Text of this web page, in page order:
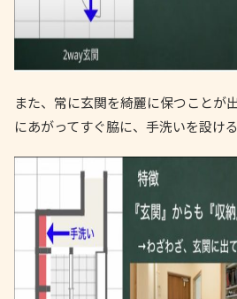
また、常に玄関を綺麗に保つことが
にあがってすぐ脇に、手洗いを設け